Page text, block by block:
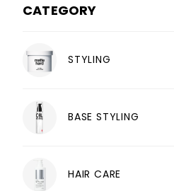
CATEGORY
STYLING
BASE STYLING
HAIR CARE